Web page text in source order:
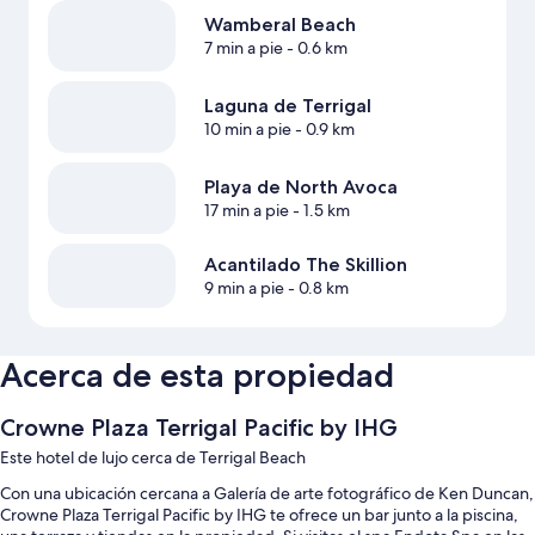
Wamberal Beach
7 min a pie- 0.6 km
Laguna de Terrigal
10 min a pie- 0.9 km
Playa de North Avoca
17 min a pie- 1.5 km
Acantilado The Skillion
9 min a pie- 0.8 km
Acerca de esta propiedad
Crowne Plaza Terrigal Pacific by IHG
Este hotel de lujo cerca de Terrigal Beach
Con una ubicación cercana a Galería de arte fotográfico de Ken Duncan,
Crowne Plaza Terrigal Pacific by IHG te ofrece un bar junto a la piscina,